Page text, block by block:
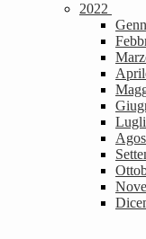
2022